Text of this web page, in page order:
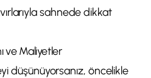
sahnede dikkat
ve Maliyetler
düşünüyorsanız, öncelikle